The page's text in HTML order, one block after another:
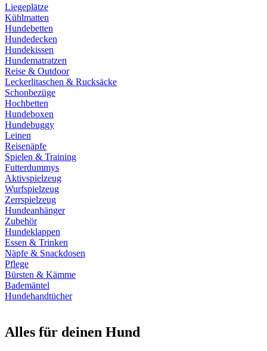
Liegeplätze
Kühlmatten
Hundebetten
Hundedecken
Hundekissen
Hundematratzen
Reise & Outdoor
Leckerlitaschen & Rucksäcke
Schonbezüge
Hochbetten
Hundeboxen
Hundebuggy
Leinen
Reisenäpfe
Spielen & Training
Futterdummys
Aktivspielzeug
Wurfspielzeug
Zerrspielzeug
Hundeanhänger
Zubehör
Hundeklappen
Essen & Trinken
Näpfe & Snackdosen
Pflege
Bürsten & Kämme
Bademäntel
Hundehandtücher
Alles für deinen Hund